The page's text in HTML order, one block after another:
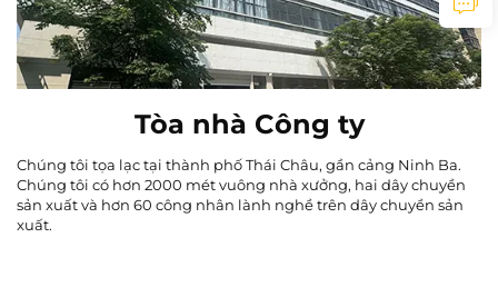
Tòa nhà Công ty
Chúng tôi tọa lạc tại thành phố Thái Châu, gần cảng Ninh Ba.
Chúng tôi có hơn 2000 mét vuông nhà xưởng, hai dây chuyền
sản xuất và hơn 60 công nhân lành nghề trên dây chuyền sản
xuất.